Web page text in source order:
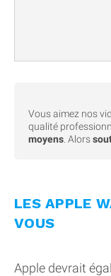
Vous aimez nos
qualité
moyens . Alors
LES APPLE
VOUS
Apple devrait